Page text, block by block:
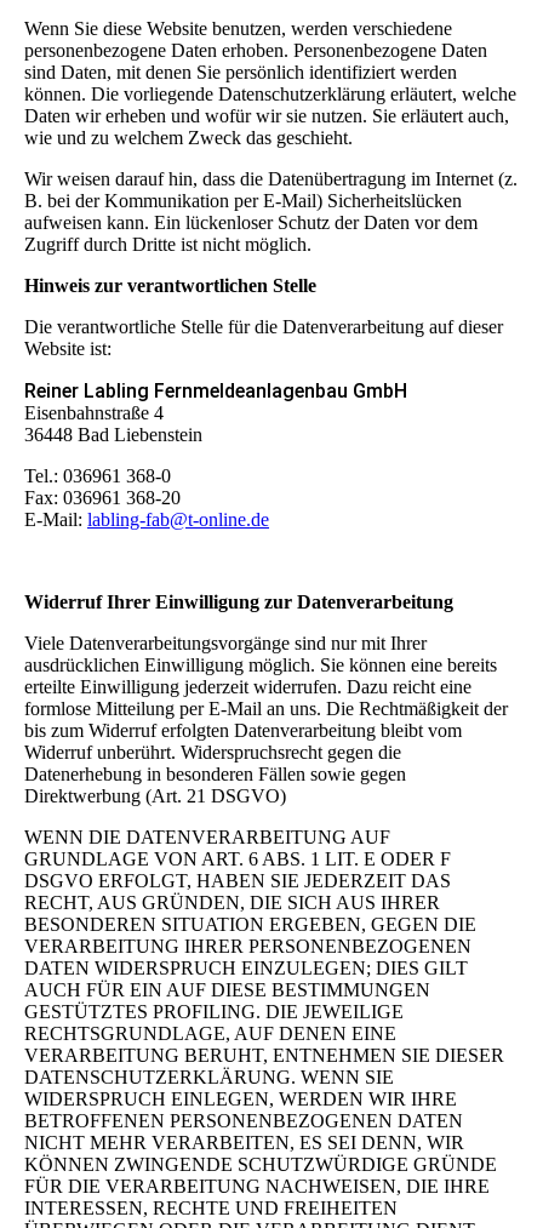
Wenn Sie diese Website benutzen, werden verschiedene
personenbezogene Daten erhoben. Personenbezogene Daten
sind Daten, mit denen Sie persönlich identifiziert werden
können. Die vorliegende Datenschutzerklärung erläutert, welche
Daten wir erheben und wofür wir sie nutzen. Sie erläutert auch,
wie und zu welchem Zweck das geschieht.
Wir weisen darauf hin, dass die Datenübertragung im Internet (z.
B. bei der Kommunikation per E-Mail) Sicherheitslücken
aufweisen kann. Ein lückenloser Schutz der Daten vor dem
Zugriff durch Dritte ist nicht möglich.
Hinweis zur verantwortlichen Stelle
Die verantwortliche Stelle für die Datenverarbeitung auf dieser
Website ist:
Reiner Labling Fernmeldeanlagenbau GmbH
Eisenbahnstraße 4
36448 Bad Liebenstein
Tel.: 036961 368-0
Fax: 036961 368-20
E-Mail: labling-fab@t-online.de
Widerruf Ihrer Einwilligung zur Datenverarbeitung
Viele Datenverarbeitungsvorgänge sind nur mit Ihrer
ausdrücklichen Einwilligung möglich. Sie können eine bereits
erteilte Einwilligung jederzeit widerrufen. Dazu reicht eine
formlose Mitteilung per E-Mail an uns. Die Rechtmäßigkeit der
bis zum Widerruf erfolgten Datenverarbeitung bleibt vom
Widerruf unberührt. Widerspruchsrecht gegen die
Datenerhebung in besonderen Fällen sowie gegen
Direktwerbung (Art. 21 DSGVO)
WENN DIE DATENVERARBEITUNG AUF
GRUNDLAGE VON ART. 6 ABS. 1 LIT. E ODER F
DSGVO ERFOLGT, HABEN SIE JEDERZEIT DAS
RECHT, AUS GRÜNDEN, DIE SICH AUS IHRER
BESONDEREN SITUATION ERGEBEN, GEGEN DIE
VERARBEITUNG IHRER PERSONENBEZOGENEN
DATEN WIDERSPRUCH EINZULEGEN; DIES GILT
AUCH FÜR EIN AUF DIESE BESTIMMUNGEN
GESTÜTZTES PROFILING. DIE JEWEILIGE
RECHTSGRUNDLAGE, AUF DENEN EINE
VERARBEITUNG BERUHT, ENTNEHMEN SIE DIESER
DATENSCHUTZERKLÄRUNG. WENN SIE
WIDERSPRUCH EINLEGEN, WERDEN WIR IHRE
BETROFFENEN PERSONENBEZOGENEN DATEN
NICHT MEHR VERARBEITEN, ES SEI DENN, WIR
KÖNNEN ZWINGENDE SCHUTZWÜRDIGE GRÜNDE
FÜR DIE VERARBEITUNG NACHWEISEN, DIE IHRE
INTERESSEN, RECHTE UND FREIHEITEN